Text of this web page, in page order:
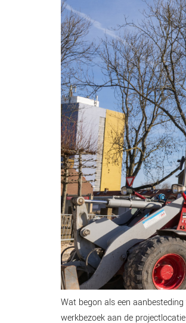
Wat begon als een
werkbezoek aan de